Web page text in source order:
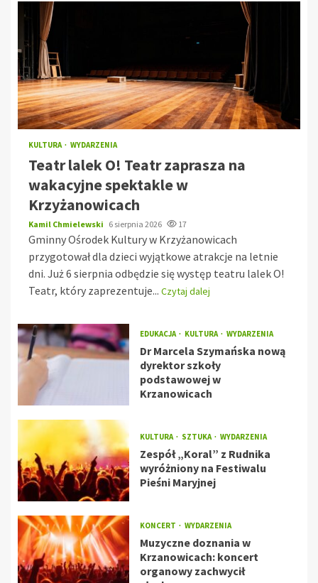
KULTURA WYDARZENIA
Teatr lalek O! Teatr zaprasza na
wakacyjne spektakle w
Krzyżanowicach
Kamil Chmielewski 6 sierpnia 2026 17
Gminny Ośrodek Kultury w Krzyżanowicach
przygotował dla dzieci wyjątkowe atrakcje na letnie
dni. Już 6 sierpnia odbędzie się występ teatru lalek O!
Teatr, który zaprezentuje... Czytaj dalej
EDUKACJA KULTURA WYDARZENIA
Dr Marcela Szymańska nową
dyrektor szkoły
podstawowej w
Krzanowicach
KULTURA SZTUKA WYDARZENIA
Zespół „Koral” z Rudnika
wyróżniony na Festiwalu
Pieśni Maryjnej
KONCERT WYDARZENIA
Muzyczne doznania w
Krzanowicach: koncert
organowy zachwycił